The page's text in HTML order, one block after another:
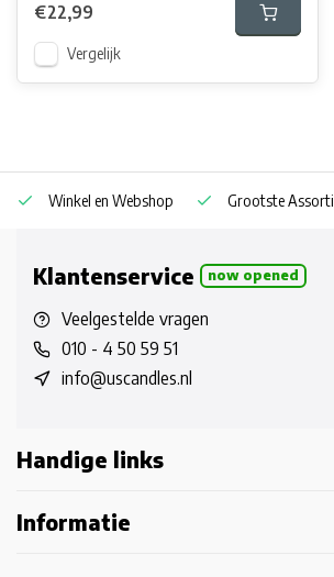
€22,99
Vergelijk
Winkel en Webshop Grootste
Klantenservice now opened
Veelgestelde vragen
010 - 4 50 59 51
info@uscandles.nl
Handige links
Informatie